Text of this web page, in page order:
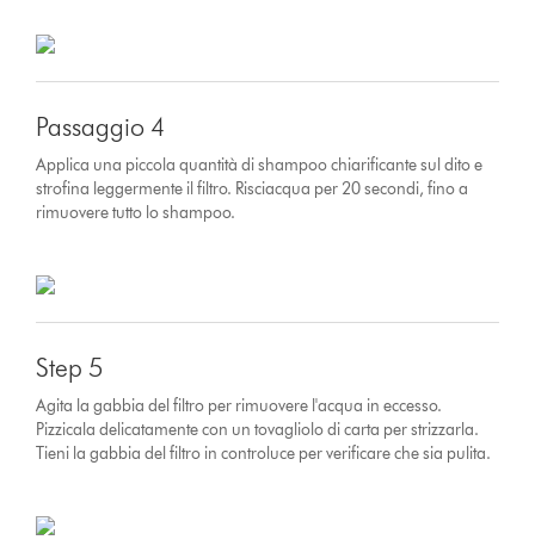
Passaggio 4
Applica una piccola quantità di shampoo chiarificante sul dito e
strofina leggermente il filtro. Risciacqua per 20 secondi, fino a
rimuovere tutto lo shampoo.
Step 5
Agita la gabbia del filtro per rimuovere l'acqua in eccesso.
Pizzicala delicatamente con un tovagliolo di carta per strizzarla.
Tieni la gabbia del filtro in controluce per verificare che sia pulita.